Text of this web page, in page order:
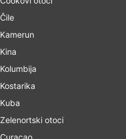
Čile
Kamerun
Kina
Kolumbija
Kostarika
Kuba
Zelenortski otoci
Curaçao